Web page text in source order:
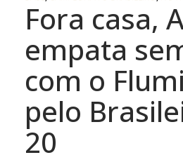
Fora casa,
empata
com o
pelo
20